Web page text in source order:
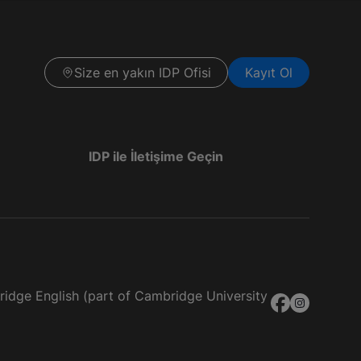
Size en yakın IDP Ofisi Kayıt Ol
IDP ile İletişime Geçin
English (part of Cambridge University